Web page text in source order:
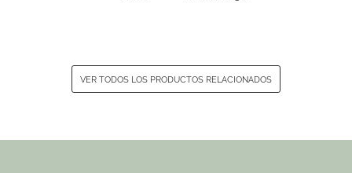
VER TODOS LOS PRODUCTOS RELACIONADOS